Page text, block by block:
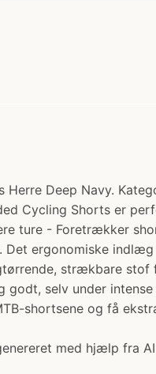
Herre Deep Navy.
Cycling Shorts er
ture - Foretrækker
Det ergonomiske
strækbare
godt, selv under
shortsene og få
med hjælp fra